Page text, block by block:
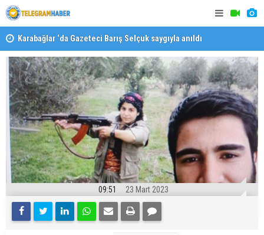
Karabağlar ‘da Gazeteci Barış Selçuk saygıyla anıldı
09:51 23 Mart 2023